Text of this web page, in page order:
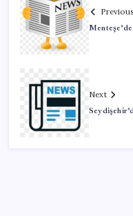
Previous
Next